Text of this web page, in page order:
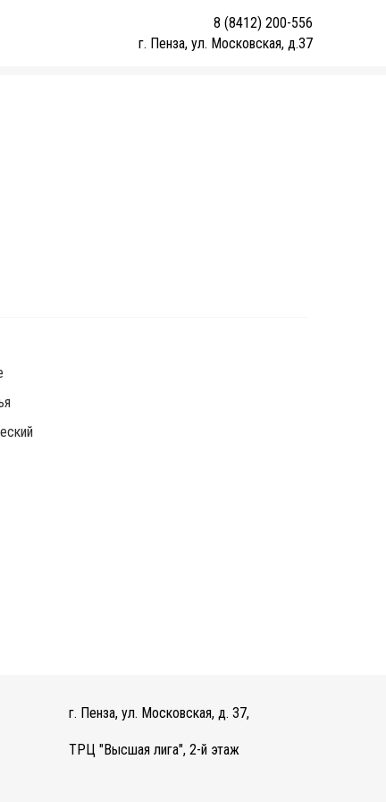
8 (8412) 200-556
г. Пенза, ул. Московская, д.37
г. Пенза, ул. Московская, д. 37,
ТРЦ "Высшая лига", 2-й этаж